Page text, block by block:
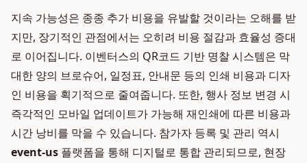
지속 가능성은 종종 추가 비용을 유발할 것이라는 오해를 받
지만, 장기적인 관점에서는 오히려 비용 절감과 효율성 증대
로 이어집니다. 이벤터스의 QR코드 기반 명찰 시스템은 막
대한 양의 브로슈어, 일정표, 안내문 등의 인쇄 비용과 디자
인 비용을 획기적으로 줄여줍니다. 또한, 행사 정보 변경 시
즉각적인 모바일 업데이트가 가능해 재인쇄에 따른 비용과
시간 낭비를 막을 수 있습니다. 참가자 등록 및 관리 역시
event-us 플랫폼을 통해 디지털로 통합 관리되므로, 현장